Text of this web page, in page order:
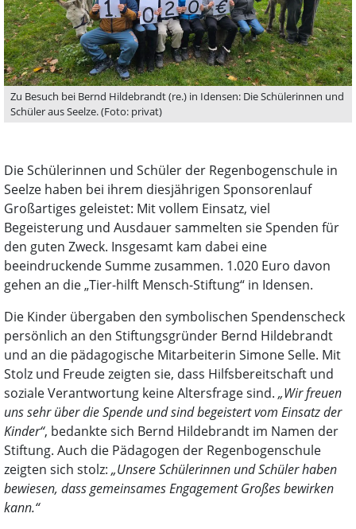
Zu Besuch bei Bernd Hildebrandt (re.) in Idensen: Die Schülerinnen und
Schüler aus Seelze. (Foto: privat)
Die Schülerinnen und Schüler der Regenbogenschule in
Seelze haben bei ihrem diesjährigen Sponsorenlauf
Großartiges geleistet: Mit vollem Einsatz, viel
Begeisterung und Ausdauer sammelten sie Spenden für
den guten Zweck. Insgesamt kam dabei eine
beeindruckende Summe zusammen. 1.020 Euro davon
gehen an die „Tier-hilft Mensch-Stiftung“ in Idensen.
Die Kinder übergaben den symbolischen Spendenscheck
persönlich an den Stiftungsgründer Bernd Hildebrandt
und an die pädagogische Mitarbeiterin Simone Selle. Mit
Stolz und Freude zeigten sie, dass Hilfsbereitschaft und
soziale Verantwortung keine Altersfrage sind. „Wir freuen
uns sehr über die Spende und sind begeistert vom Einsatz der
Kinder“, bedankte sich Bernd Hildebrandt im Namen der
Stiftung. Auch die Pädagogen der Regenbogenschule
zeigten sich stolz: „Unsere Schülerinnen und Schüler haben
bewiesen, dass gemeinsames Engagement Großes bewirken
kann.“